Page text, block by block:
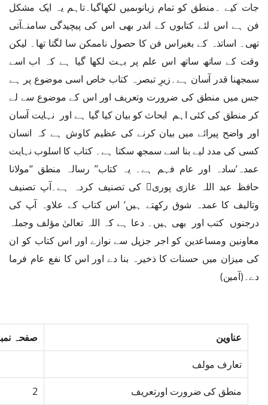
جات کیے ۔منطق کو تمام زبانوںمیں لکھاگیا۔تاہم یہ ایک مشکل
فن ہے اس لئے کتابوں کے اندر بھی اس کی پیچیدگی سامنےآتی
تھی۔ اساتذہ کے بغیراس فن کا حصول ناممکن سا لگتا تھا۔ لیکن
وقت کے ساتھ ساتھ اس علم پر بہت لکھا گیا ہے کہ اب اسے
سمجھنا قدر آسان ہے۔زیرِ تبصرہ کتاب خاص اسی موضوع پر ہے
جس میں منطق کی ضرورت وتعریف اور اس کے موضوع سے لے
کر منطق کی کئی اہم ابحاث کو بیان کیا گیا ہے اور نہایت آسان
اور واضح پیرائے میں بیان کرنے کی عظیم کاوش ہے کہ انسان
کسی کی مدد لیے بنا اسے سمجھ سکتا ہے۔ کتاب کا اسلوب نہایت
عمدہ‘سادہ اور عام فہم ہے۔ یہ کتاب’’ رسالہ منطق ‘‘مولانا
حافظ عبد اللہ غازی پوری کی تصنیف کردہ ہے۔آپ تصنیف
وتالیف کا عمدہ شوق رکھتے ہیں‘ اس کتاب کے علاوہ آپ کی
درجنوں کتب اور بھی ہیں۔ دعا ہے کہ اللہ تعالیٰ مؤلف وجملہ
معاونین ومساعدین کو اجر جزیل سے نوازے اور اس کتاب کو ان
کی میزان میں حسنات کا ذخیرہ بنا دے اور اس کا نفع عام فرما
دے۔(آمین)
عناوین صفحہ
تعارف مولف
منطق کی ضرورت اورتعریف 2